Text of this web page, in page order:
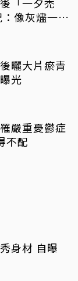
像灰燼一直
曬大片瘀青
光
嚴重憂鬱症
不配
身材 自曝